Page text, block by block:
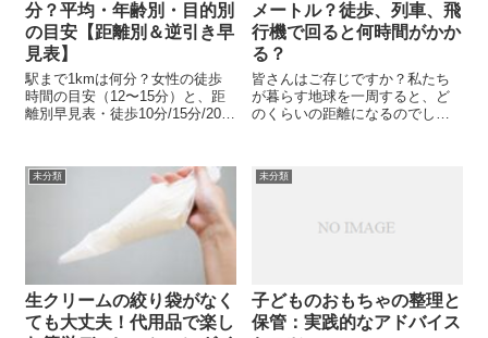
分？平均・年齢別・目的別
の目安【距離別＆逆引き早
見表】
駅まで1kmは何分？女性の徒歩
時間の目安（12〜15分）と、距
離別早見表・徒歩10分/15分/20分
メートル？徒歩、列車、飛
行機で回ると何時間がかか
る？
皆さんはご存じですか？私たち
が暮らす地球を一周すると、ど
のくらいの距離になるのでしょ
か。そして、この距離を旅する
のにはどれほどの時間が必要な
離はどのように...
未分類
生クリームの絞り袋がなく
ても大丈夫！代用品で楽し
未分類
子どものおもちゃの整理と
保管：実践的なアドバイス